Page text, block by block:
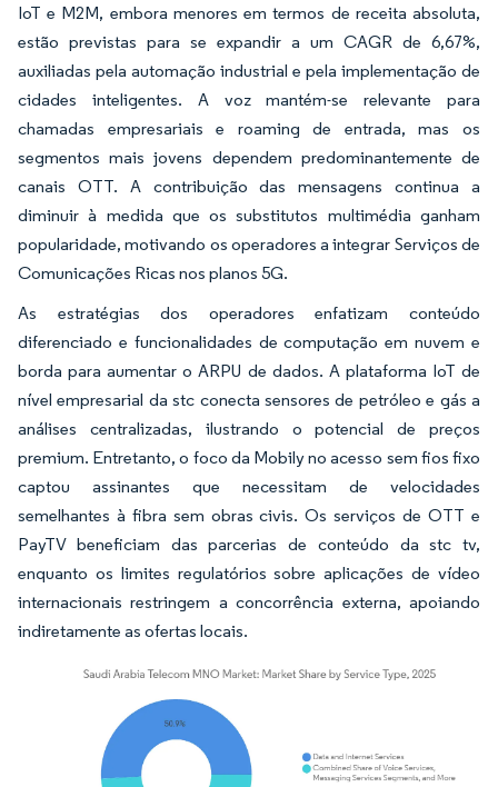
IoT e M2M, embora menores em termos de receita absoluta,
estão previstas para se expandir a um CAGR de 6,67%,
auxiliadas pela automação industrial e pela implementação de
cidades inteligentes. A voz mantém-se relevante para
chamadas empresariais e roaming de entrada, mas os
segmentos mais jovens dependem predominantemente de
canais OTT. A contribuição das mensagens continua a
diminuir à medida que os substitutos multimédia ganham
popularidade, motivando os operadores a integrar Serviços de
Comunicações Ricas nos planos 5G.
As estratégias dos operadores enfatizam conteúdo
diferenciado e funcionalidades de computação em nuvem e
borda para aumentar o ARPU de dados. A plataforma IoT de
nível empresarial da stc conecta sensores de petróleo e gás a
análises centralizadas, ilustrando o potencial de preços
premium. Entretanto, o foco da Mobily no acesso sem fios fixo
captou assinantes que necessitam de velocidades
semelhantes à fibra sem obras civis. Os serviços de OTT e
PayTV beneficiam das parcerias de conteúdo da stc tv,
enquanto os limites regulatórios sobre aplicações de vídeo
internacionais restringem a concorrência externa, apoiando
indiretamente as ofertas locais.